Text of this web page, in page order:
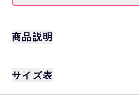
商品説明
S、M、L、XL
カラー
サイズ表